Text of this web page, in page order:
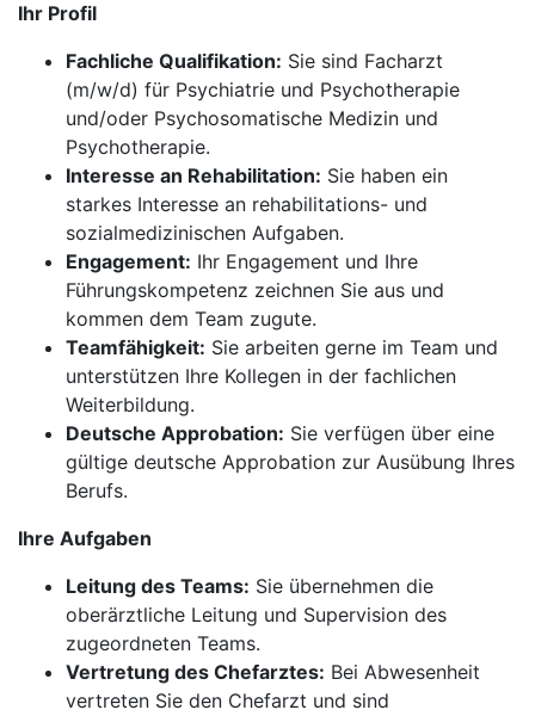
Ihr Profil
Fachliche Qualifikation: Sie sind Facharzt
(m/w/d) für Psychiatrie und Psychotherapie
und/oder Psychosomatische Medizin und
Psychotherapie.
Interesse an Rehabilitation: Sie haben ein
starkes Interesse an rehabilitations- und
sozialmedizinischen Aufgaben.
Engagement: Ihr Engagement und Ihre
Führungskompetenz zeichnen Sie aus und
kommen dem Team zugute.
Teamfähigkeit: Sie arbeiten gerne im Team und
unterstützen Ihre Kollegen in der fachlichen
Weiterbildung.
Deutsche Approbation: Sie verfügen über eine
gültige deutsche Approbation zur Ausübung Ihres
Berufs.
Ihre Aufgaben
Leitung des Teams: Sie übernehmen die
oberärztliche Leitung und Supervision des
zugeordneten Teams.
Vertretung des Chefarztes: Bei Abwesenheit
vertreten Sie den Chefarzt und sind